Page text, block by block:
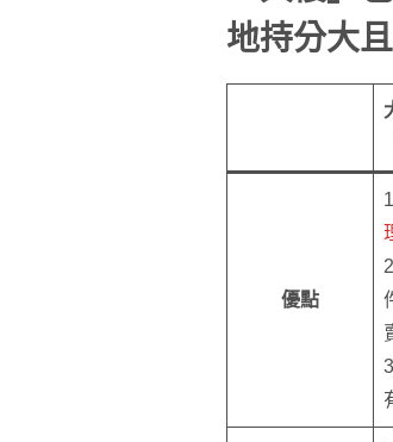
地持分大
優點